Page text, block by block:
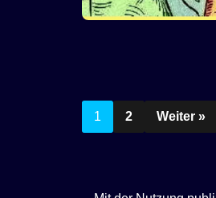
1 2 Weiter »